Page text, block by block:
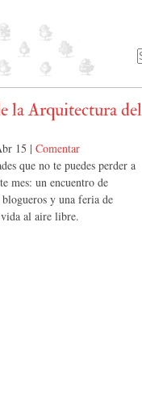
la Arquitectura del
15 | Comentar
que no te puedes perder a
mes: un encuentro de
y una feria de
al aire libre.